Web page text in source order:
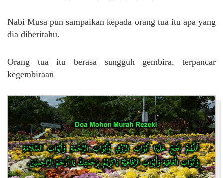
Nabi Musa pun sampaikan kepada orang tua itu apa yang
dia diberitahu.
Orang tua itu berasa sungguh gembira, terpancar
kegembiraan